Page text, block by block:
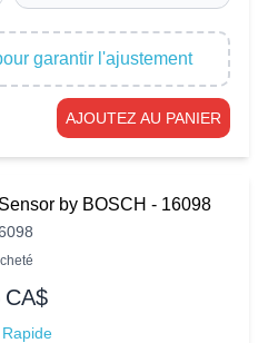
garantir l'ajustement
AJOUTEZ AU PANIER
by BOSCH - 16098
CA$